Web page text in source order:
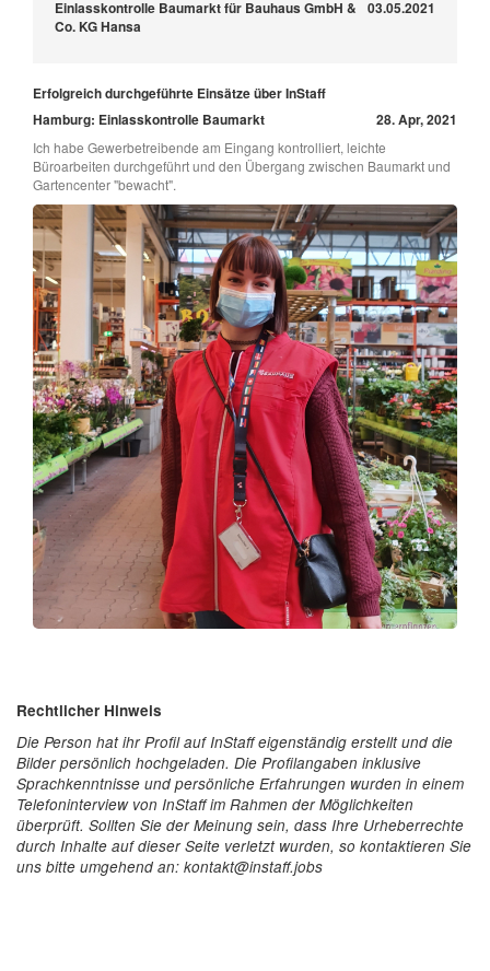
Einlasskontrolle Baumarkt für Bauhaus GmbH &
Co. KG Hansa
03.05.2021
Erfolgreich durchgeführte Einsätze über InStaff
Hamburg: Einlasskontrolle Baumarkt
28. Apr, 2021
Ich habe Gewerbetreibende am Eingang kontrolliert, leichte
Büroarbeiten durchgeführt und den Übergang zwischen Baumarkt und
Gartencenter "bewacht".
Rechtlicher Hinweis
Die Person hat ihr Profil auf InStaff eigenständig erstellt und die
Bilder persönlich hochgeladen. Die Profilangaben inklusive
Sprachkenntnisse und persönliche Erfahrungen wurden in einem
Telefoninterview von InStaff im Rahmen der Möglichkeiten
überprüft. Sollten Sie der Meinung sein, dass Ihre Urheberrechte
durch Inhalte auf dieser Seite verletzt wurden, so kontaktieren Sie
uns bitte umgehend an: kontakt@instaff.jobs